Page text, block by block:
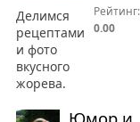
Делимся
рецептами
и фото
вкусного
жорева.
Рейтинг:
0.00